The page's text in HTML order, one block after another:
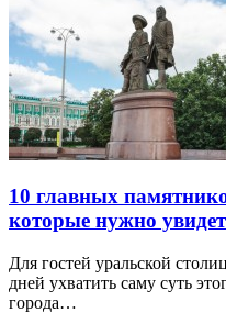
10 главных
которые нужно
Для гостей уральской
дней ухватить саму суть
города…